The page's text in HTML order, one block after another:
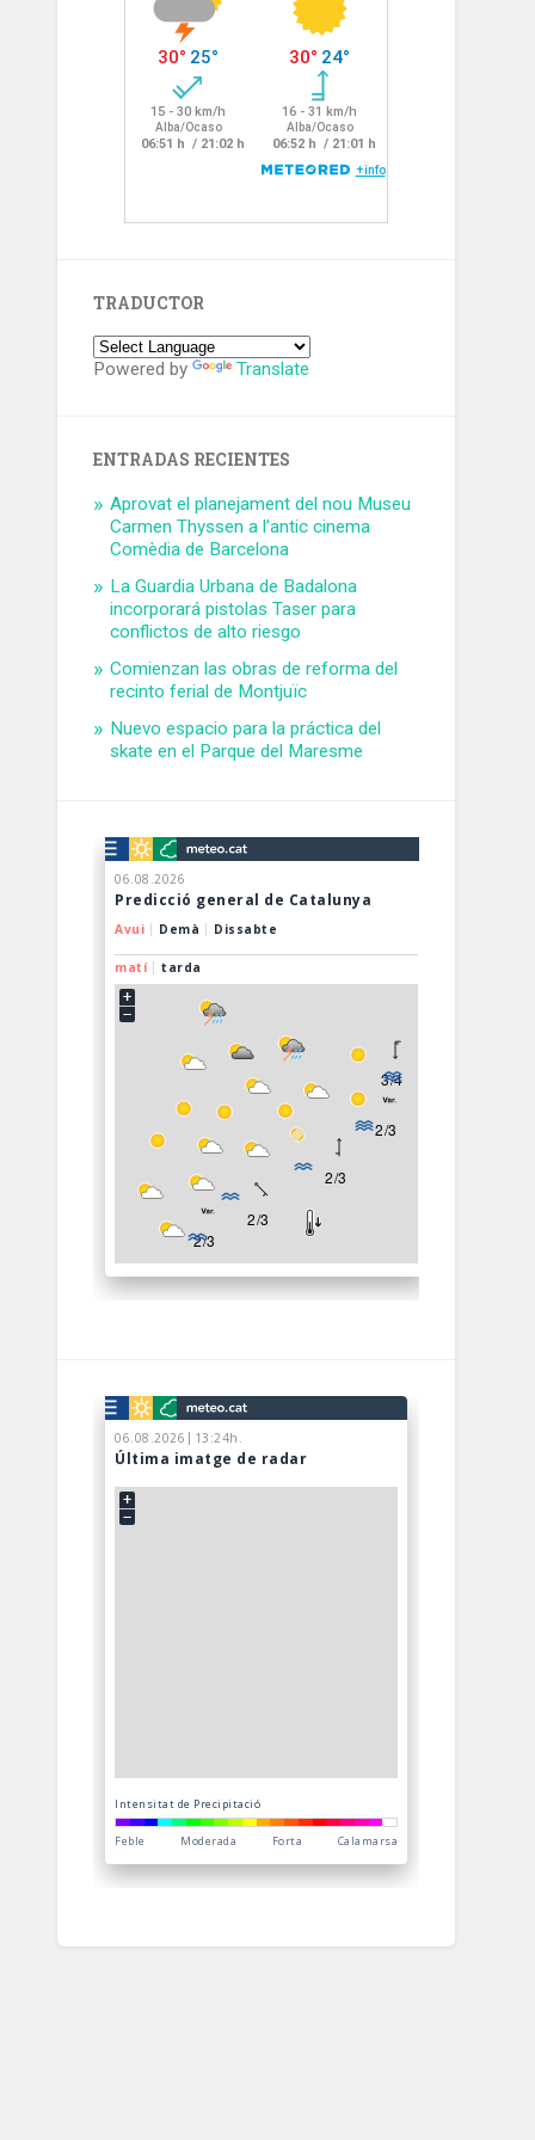
TRADUCTOR
Powered by Translate
ENTRADAS RECIENTES
Aprovat el planejament del nou Museu
Carmen Thyssen a l’antic cinema
Comèdia de Barcelona
La Guardia Urbana de Badalona
incorporará pistolas Taser para
conflictos de alto riesgo
Comienzan las obras de reforma del
recinto ferial de Montjuïc
Nuevo espacio para la práctica del
skate en el Parque del Maresme